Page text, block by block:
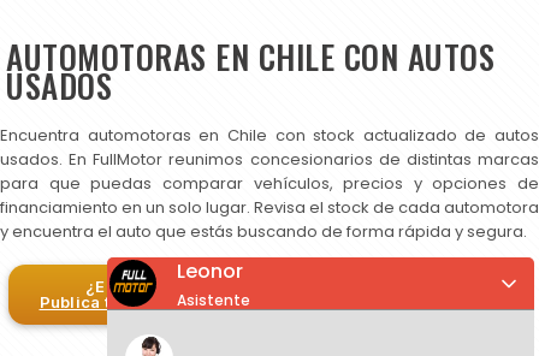
AUTOMOTORAS EN CHILE CON AUTOS
USADOS
Encuentra automotoras en Chile con stock actualizado de autos
usados. En FullMotor reunimos concesionarios de distintas marcas
para que puedas comparar vehículos, precios y opciones de
financiamiento en un solo lugar. Revisa el stock de cada automotora
y encuentra el auto que estás buscando de forma rápida y segura.
¿Eres automotora?
Publica tus autos en FullMotor
Leonor
Asistente